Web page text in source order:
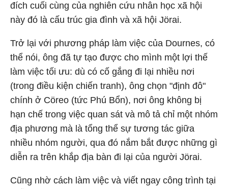
đích cuối cùng của nghiên cứu nhân học xã hội
này đó là cấu trúc gia đình và xã hội Jörai.
Trở lại với phương pháp làm việc của Dournes, có
thể nói, ông đã tự tạo được cho mình một lợi thế
làm việc tối ưu: dù có cố gắng đi lại nhiều nơi
(trong điều kiện chiến tranh), ông chọn "định đô"
chính ở Cöreo (tức Phú Bổn), nơi ông không bị
hạn chế trong việc quan sát và mô tả chỉ một nhóm
địa phương mà là tổng thể sự tương tác giữa
nhiều nhóm người, qua đó nắm bắt được những gì
diễn ra trên khắp địa bàn đi lại của người Jörai.
Cũng nhờ cách làm việc và viết ngay công trình tại